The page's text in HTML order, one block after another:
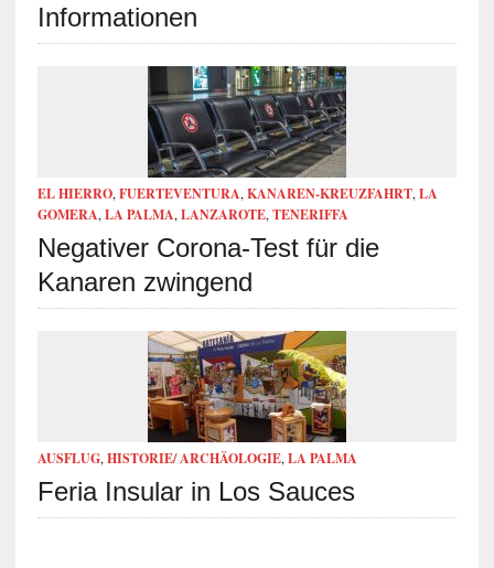
Informationen
EL HIERRO,FUERTEVENTURA,KANAREN-KREUZFAHRT,LA
GOMERA,LA PALMA,LANZAROTE,TENERIFFA
Negativer Corona-Test für die
Kanaren zwingend
AUSFLUG,HISTORIE/ ARCHÄOLOGIE,LA PALMA
Feria Insular in Los Sauces